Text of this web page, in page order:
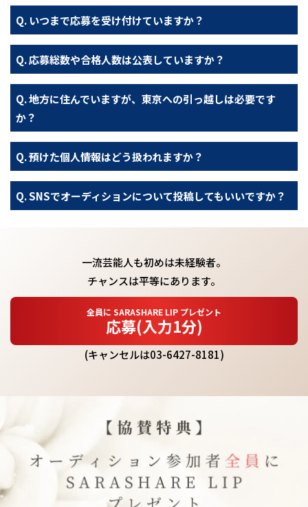
いつまで応募を受け付けていますか？
応募総数や合格人数は公表していますか？
地方に住んでいますが、東京への引っ越しは必要です
か？
預けた個人情報はどう扱われますか？
SNSでオーディションについて投稿してもいいですか？
一流芸能人も初めは未経験者。
チャンスは平等にあります。
全員に SARASHARE LIP プレゼント
応募(入力1分)
(キャンセルは03-6427-8181)